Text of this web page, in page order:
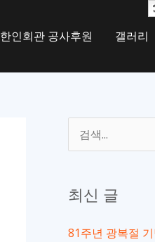
한인회관 공사후원 갤러리
색
상
최신 글
81주년 광복절